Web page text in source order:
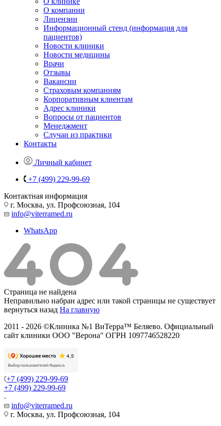
О компании
Лицензии
Информационный стенд (информация для
пациентов)
Новости клиники
Новости медицины
Врачи
Отзывы
Вакансии
Страховым компаниям
Корпоративным клиентам
Адрес клиники
Вопросы от пациентов
Менеджмент
Случаи из практики
Контакты
Личный кабинет
+7 (499) 229-99-69
Контактная информация
г. Москва, ул. Профсоюзная, 104
info@viterramed.ru
WhatsApp
Страница не найдена
Неправильно набран адрес или такой страницы не существует
вернуться назад На главную
2011 - 2026 ©Клиника №1 ВиТерра™ Беляево. Официальный
сайт клиники ООО "Верона" ОГРН 1097746528220
+7 (499) 229-99-69
+7 (499) 229-99-69
info@viterramed.ru
г. Москва, ул. Профсоюзная, 104